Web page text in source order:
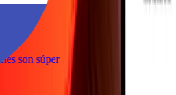
son súper